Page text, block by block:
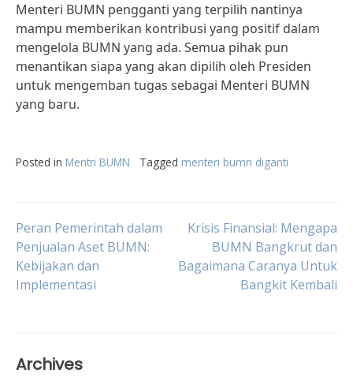
Menteri BUMN pengganti yang terpilih nantinya
mampu memberikan kontribusi yang positif dalam
mengelola BUMN yang ada. Semua pihak pun
menantikan siapa yang akan dipilih oleh Presiden
untuk mengemban tugas sebagai Menteri BUMN
yang baru.
Posted in Mentri BUMN Tagged menteri bumn diganti
Post
navigation
Peran Pemerintah dalam
Penjualan Aset BUMN:
Kebijakan dan
Implementasi
Krisis Finansial: Mengapa
BUMN Bangkrut dan
Bagaimana Caranya Untuk
Bangkit Kembali
Archives